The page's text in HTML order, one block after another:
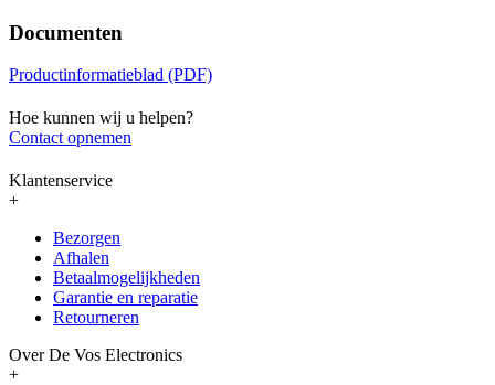
Documenten
Productinformatieblad (PDF)
Hoe kunnen wij u helpen?
Contact opnemen
Klantenservice
+
Bezorgen
Afhalen
Betaalmogelijkheden
Garantie en reparatie
Retourneren
Over De Vos Electronics
+